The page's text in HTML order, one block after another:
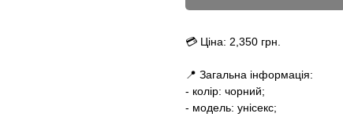
💳 Ціна: 2,350 грн.
📍 Загальна інформація:
- колір: чорний;
- модель: унісекс;